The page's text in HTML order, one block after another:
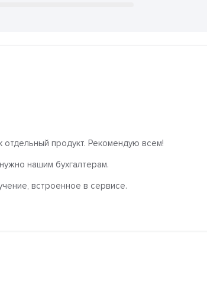
продукт. Рекомендую всем!
нашим бухгалтерам.
встроенное в сервисе.